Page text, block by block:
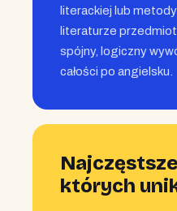
literackiej lub
literaturze
spójny, logiczny
całości po angielsku.
których